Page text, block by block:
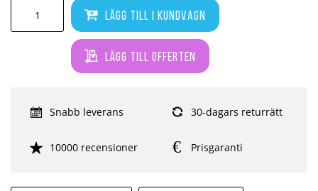
Lägg till i kundvagn
Lägg till offerten
Snabb leverans 30-dagars returrätt
10000 recensioner Prisgaranti